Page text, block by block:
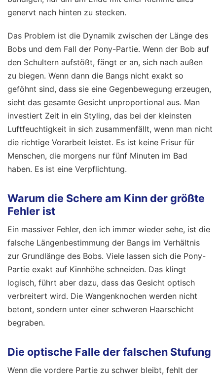
genervt nach hinten zu stecken.
Das Problem ist die Dynamik zwischen der Länge des
Bobs und dem Fall der Pony-Partie. Wenn der Bob auf
den Schultern aufstößt, fängt er an, sich nach außen
zu biegen. Wenn dann die Bangs nicht exakt so
geföhnt sind, dass sie eine Gegenbewegung erzeugen,
sieht das gesamte Gesicht unproportional aus. Man
investiert Zeit in ein Styling, das bei der kleinsten
Luftfeuchtigkeit in sich zusammenfällt, wenn man nicht
die richtige Vorarbeit leistet. Es ist keine Frisur für
Menschen, die morgens nur fünf Minuten im Bad
haben. Es ist eine Verpflichtung.
Warum die Schere am Kinn der größte
Fehler ist
Ein massiver Fehler, den ich immer wieder sehe, ist die
falsche Längenbestimmung der Bangs im Verhältnis
zur Grundlänge des Bobs. Viele lassen sich die Pony-
Partie exakt auf Kinnhöhe schneiden. Das klingt
logisch, führt aber dazu, dass das Gesicht optisch
verbreitert wird. Die Wangenknochen werden nicht
betont, sondern unter einer schweren Haarschicht
begraben.
Die optische Falle der falschen Stufung
Wenn die vordere Partie zu schwer bleibt, fehlt der